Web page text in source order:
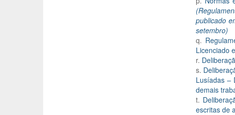
publicado
setembro)
q.
Licenciado
r.
s.
Lusíadas –
demais
t.
escritas de